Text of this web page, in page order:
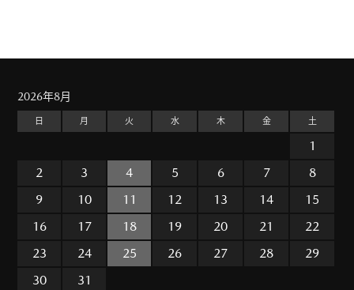
2026年8月
日 月 火 水 木 金 土
1
2
3 4 5 6 7
8
9
10 11 12 13 14
15
16
17 18 19 20 21
22
23
24 25 26 27 28
29
30
31